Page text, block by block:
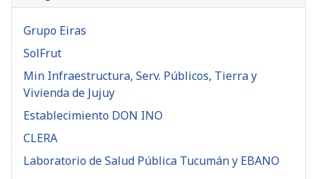
Grupo Eiras
SolFrut
Min Infraestructura, Serv. Públicos, Tierra y
Vivienda de Jujuy
Establecimiento DON INO
CLERA
Laboratorio de Salud Pública Tucumán y EBANO